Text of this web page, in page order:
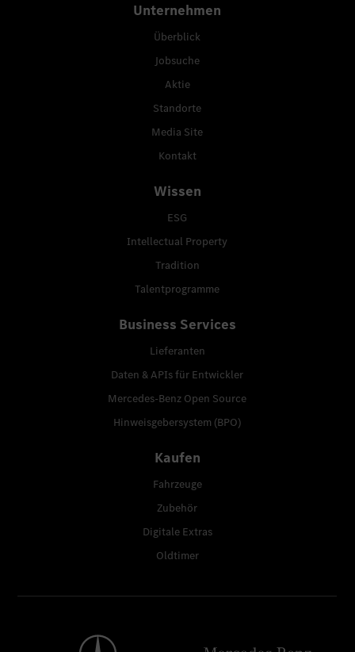
Unternehmen
Überblick
Jobsuche
Aktie
Standorte
Media Site
Kontakt
Wissen
ESG
Intellectual Property
Tradition
Talentprogramme
Business Services
Lieferanten
Daten & APIs für Entwickler
Mercedes-Benz Open Source
Hinweisgebersystem (BPO)
Kaufen
Fahrzeuge
Zubehör
Digitale Extras
Oldtimer